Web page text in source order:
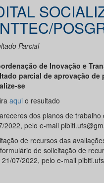
Parcial
de Inovação e
parcial de aprovação
se
aquio resultado
dos planos de
2022, pelo e-mail
de recursos das
de solicitação de
07/2022, pelo e-mail